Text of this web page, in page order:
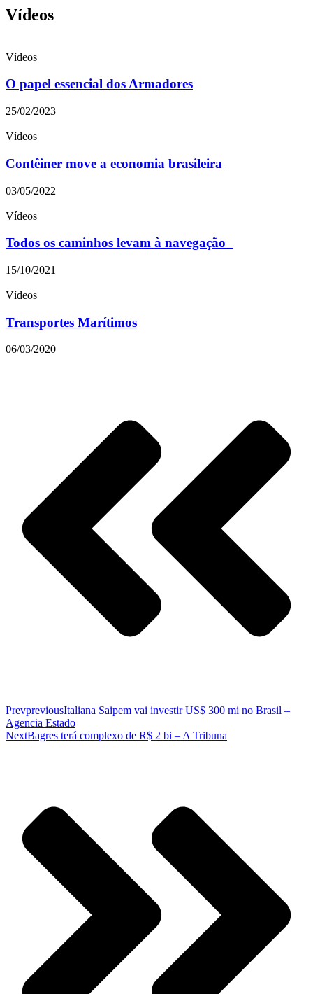
Vídeos
Vídeos
O papel essencial dos Armadores
25/02/2023
Vídeos
Contêiner move a economia brasileira
03/05/2022
Vídeos
Todos os caminhos levam à navegação
15/10/2021
Vídeos
Transportes Marítimos
06/03/2020
PrevpreviousItaliana Saipem vai investir US$ 300 mi no Brasil –
Agencia Estado
NextBagres terá complexo de R$ 2 bi – A Tribuna